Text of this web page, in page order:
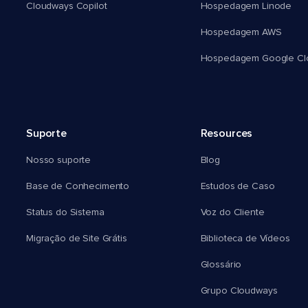
Cloudways Copilot Hospedagem Linode
Hospedagem AWS
Hospedagem Google
Suporte
Nosso suporte
Base de Conhecimento
Status do Sistema
Migração de Site Grátis
Resources
Blog
Estudos de Caso
Voz do Cliente
Biblioteca de Vídeos
Glossário
Grupo Cloudways